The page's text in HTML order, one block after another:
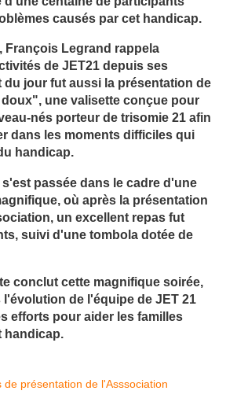
causés par cet handicap.
François Legrand rappela
de JET21 depuis ses
du jour fut aussi la présentation de
doux", une valisette conçue pour
nés porteur de trisomie 21 afin
dans les moments difficiles qui
handicap.
passée dans le cadre d'une
où après la présentation
un excellent repas fut
suivi d'une tombola dotée de
conclut cette magnifique soirée,
de l'équipe de JET 21
efforts pour aider les familles
handicap.